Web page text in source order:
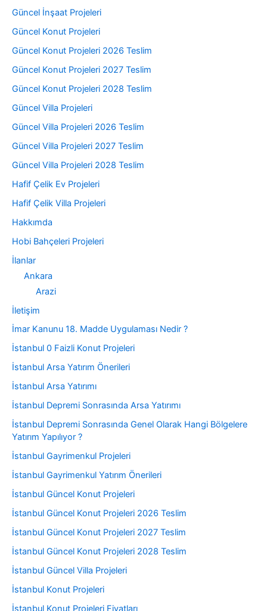
Güncel İnşaat Projeleri
Güncel Konut Projeleri
Güncel Konut Projeleri 2026 Teslim
Güncel Konut Projeleri 2027 Teslim
Güncel Konut Projeleri 2028 Teslim
Güncel Villa Projeleri
Güncel Villa Projeleri 2026 Teslim
Güncel Villa Projeleri 2027 Teslim
Güncel Villa Projeleri 2028 Teslim
Hafif Çelik Ev Projeleri
Hafif Çelik Villa Projeleri
Hakkımda
Hobi Bahçeleri Projeleri
İlanlar
Ankara
Arazi
İletişim
İmar Kanunu 18. Madde Uygulaması Nedir ?
İstanbul 0 Faizli Konut Projeleri
İstanbul Arsa Yatırım Önerileri
İstanbul Arsa Yatırımı
İstanbul Depremi Sonrasında Arsa Yatırımı
İstanbul Depremi Sonrasında Genel Olarak Hangi Bölgelere
Yatırım Yapılıyor ?
İstanbul Gayrimenkul Projeleri
İstanbul Gayrimenkul Yatırım Önerileri
İstanbul Güncel Konut Projeleri
İstanbul Güncel Konut Projeleri 2026 Teslim
İstanbul Güncel Konut Projeleri 2027 Teslim
İstanbul Güncel Konut Projeleri 2028 Teslim
İstanbul Güncel Villa Projeleri
İstanbul Konut Projeleri
İstanbul Konut Projeleri Fiyatları